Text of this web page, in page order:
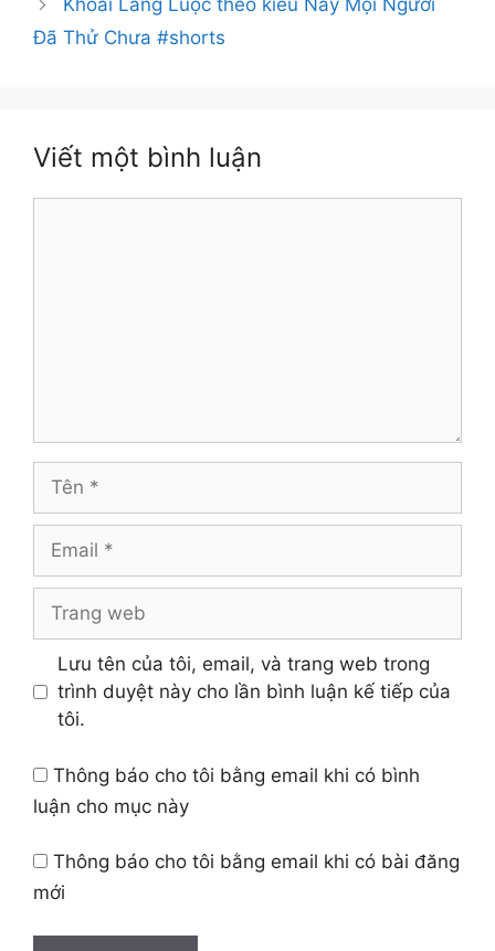
Khoai Lang Luộc theo kiểu Này Mọi Người
Đã Thử Chưa #shorts
Viết một bình luận
Tên
Email
Trang
Lưu tên của tôi, email, và trang web trong
trình duyệt này cho lần bình luận kế tiếp của
tôi.
Thông báo cho tôi bằng email khi có bình
luận cho mục này
Thông báo cho tôi bằng email khi có bài đăng
mới